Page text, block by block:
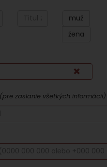
muž
žena
(pre zaslanie všetkých informácii)